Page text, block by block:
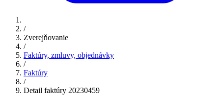
/
Zverejňovanie
/
Faktúry, zmluvy, objednávky
/
Faktúry
/
Detail faktúry 20230459